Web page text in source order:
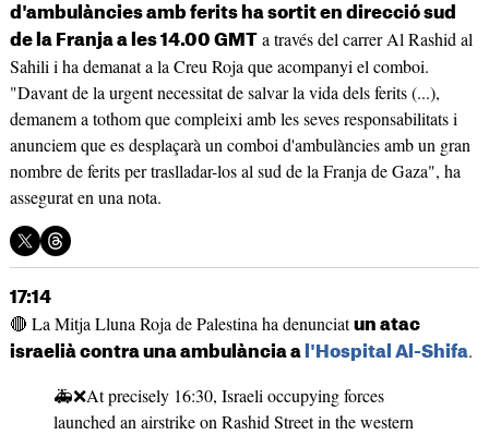
d'ambulàncies amb ferits ha sortit en direcció sud
de la Franja a les 14.00 GMTa través del carrer Al Rashid al
Sahili i ha demanat a la Creu Roja que acompanyi el comboi.
"Davant de la urgent necessitat de salvar la vida dels ferits (...),
demanem a tothom que compleixi amb les seves responsabilitats i
anunciem que es desplaçarà un comboi d'ambulàncies amb un gran
nombre de ferits per traslladar-los al sud de la Franja de Gaza", ha
assegurat en una nota.
17:14
🔴 La Mitja Lluna Roja de Palestina ha denunciatun atac
israelià contra una ambulància a l'Hospital Al-Shifa.
🚑❌At precisely 16:30, Israeli occupying forces
launched an airstrike on Rashid Street in the western